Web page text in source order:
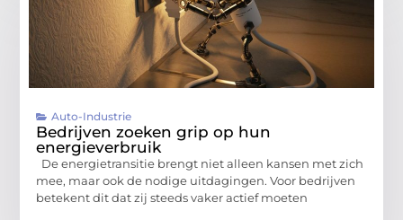
Auto-Industrie
Bedrijven zoeken grip op hun
energieverbruik
De energietransitie brengt niet alleen kansen met zich
mee, maar ook de nodige uitdagingen. Voor bedrijven
betekent dit dat zij steeds vaker actief moeten